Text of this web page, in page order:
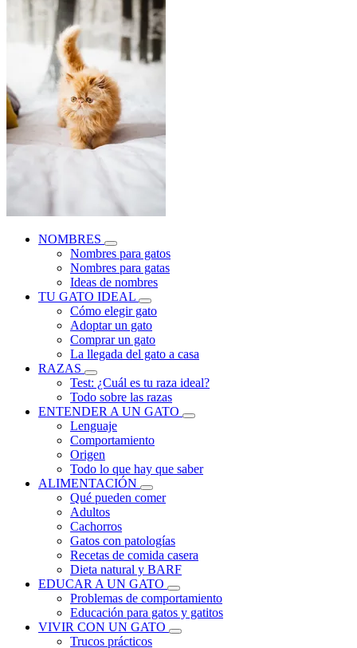
NOMBRES
Nombres para gatos
Nombres para gatas
Ideas de nombres
TU GATO IDEAL
Cómo elegir gato
Adoptar un gato
Comprar un gato
La llegada del gato a casa
RAZAS
Test: ¿Cuál es tu raza ideal?
Todo sobre las razas
ENTENDER A UN GATO
Lenguaje
Comportamiento
Origen
Todo lo que hay que saber
ALIMENTACIÓN
Qué pueden comer
Adultos
Cachorros
Gatos con patologías
Recetas de comida casera
Dieta natural y BARF
EDUCAR A UN GATO
Problemas de comportamiento
Educación para gatos y gatitos
VIVIR CON UN GATO
Trucos prácticos